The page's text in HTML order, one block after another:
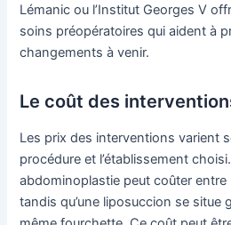
Lémanic ou l’Institut Georges V
soins préopératoires qui aident à
changements à venir.
Le coût des
Les prix des interventions varient
procédure et l’établissement
abdominoplastie peut coûter
tandis qu’une liposuccion se situe